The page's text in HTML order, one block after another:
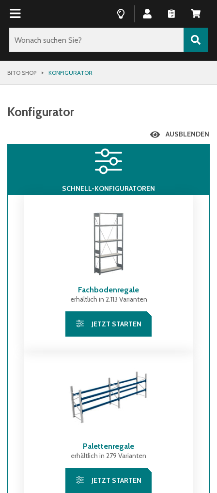
BITO SHOP KONFIGURATOR
Konfigurator
AUSBLENDEN
SCHNELL-KONFIGURATOREN
Fachbodenregale
erhältlich in 2.113 Varianten
JETZT STARTEN
Palettenregale
erhältlich in 279 Varianten
JETZT STARTEN